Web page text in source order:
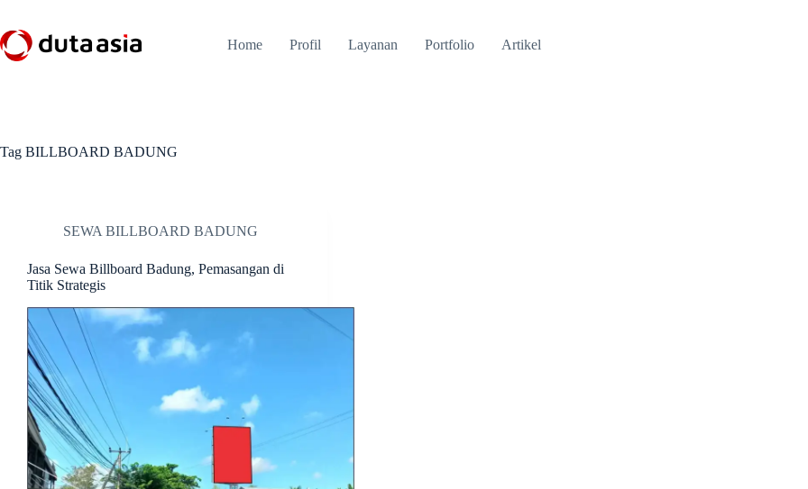
content
Home Profil Layanan Portfolio Artikel
Tag BILLBOARD BADUNG
SEWA BILLBOARD BADUNG
Jasa Sewa Billboard Badung, Pemasangan di
Titik Strategis